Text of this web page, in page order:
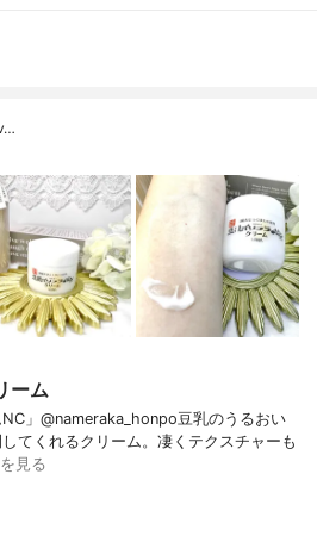
ーム
NC」@nameraka_honpo豆乳のうるおい
てくれるクリーム。凄くテクスチャーも
見る